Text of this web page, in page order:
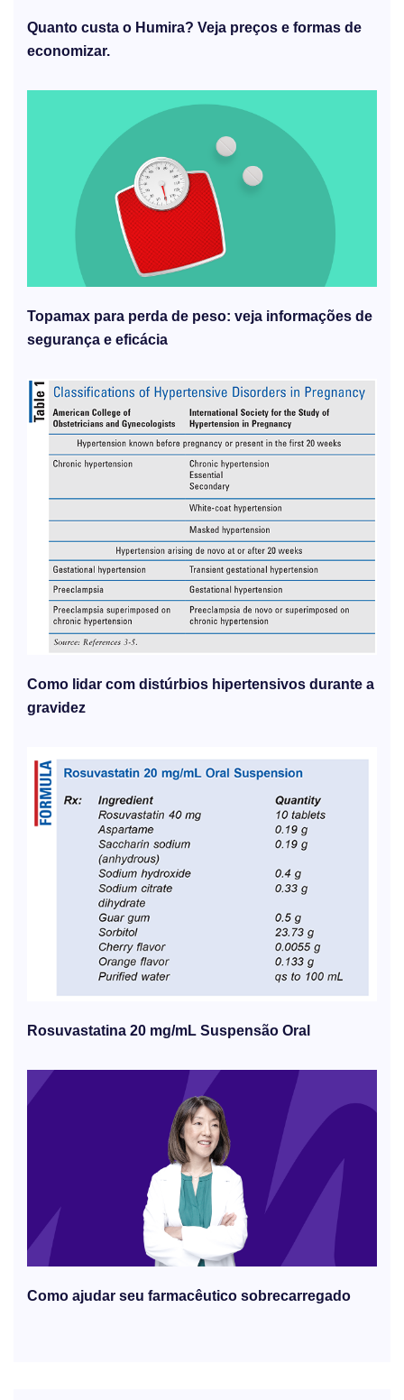
Quanto custa o Humira? Veja preços e formas de
economizar.
Topamax para perda de peso: veja informações de
segurança e eficácia
Como lidar com distúrbios hipertensivos durante a
gravidez
Rosuvastatina 20 mg/mL Suspensão Oral
Como ajudar seu farmacêutico sobrecarregado